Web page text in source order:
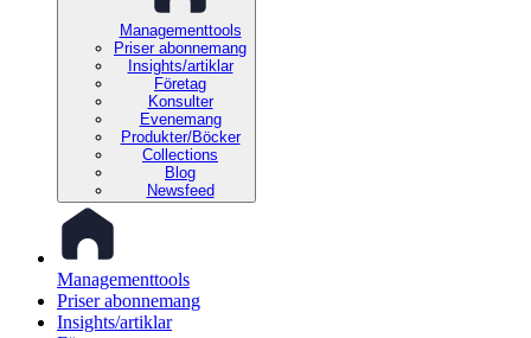
Managementtools
Priser abonnemang
Insights/artiklar
Företag
Konsulter
Evenemang
Produkter/Böcker
Collections
Blog
Newsfeed
Managementtools
Priser abonnemang
Insights/artiklar